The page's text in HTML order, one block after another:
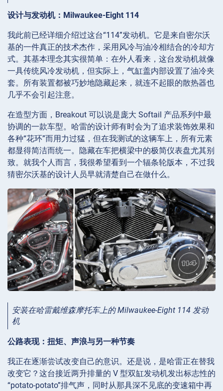
设计与发动机：Milwaukee-Eight 114
我此前已经详细介绍过这台“114”发动机。它是来自密尔沃
基的一件真正的技术杰作，采用风冷与油冷相结合的冷却方
式。其基本理念其实很简单：在外人看来，这台发动机就像
一具传统风冷发动机，但实际上，气缸盖内部设置了油冷夹
套。所有装置都被巧妙地隐藏起来，就连不起眼的散热器也
几乎不会引起注意。
在造型方面，Breakout 可以说是庞大 Softail 产品系列中最
协调的一款车型。哈雷的设计师有时会为了追求装饰效果和
各种“花环”而用力过猛，但在我测试的这辆车上，所有元素
都显得简洁而统一。隐藏在车把横梁中的极简仪表盘尤其别
致。就我个人而言，我很希望看到一个辐条轮版本，不过我
猜密尔沃基的设计人员早就清楚自己在做什么。
安装在哈雷戴维森摩托车上的 Milwaukee-Eight 114 发动
机
公路表现：扭矩、声浪与另一种节奏
我正在逐渐尝试改变自己的意识。还是说，是哈雷正在替我
改变它？这台接近两升排量的 V 型双缸发动机发出标志性的
“potato-potato”排气声，同时从那具深不见底的变速箱中再